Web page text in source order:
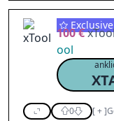
Exclusive
100 €
ool
0 [+]